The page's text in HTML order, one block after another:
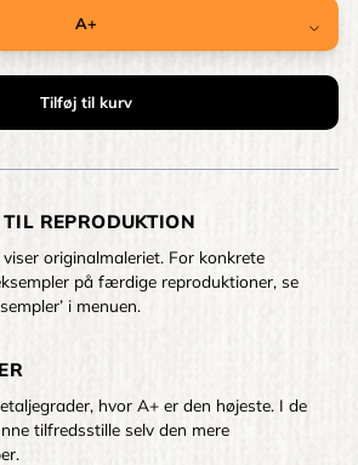
REPRODUKTION
originalmaleriet. For konkrete
på færdige reproduktioner, se
i menuen.
hvor A+ er den højeste. I de
tilfredsstille selv den mere